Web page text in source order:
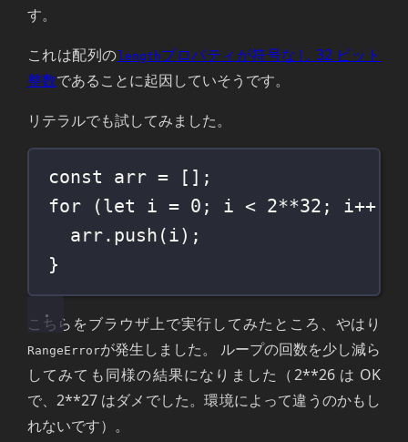
す。
これは配列のlengthプロパティが符号なし 32 ビット
整数であることに起因していそうです。
リテラルでも試してみました。
const arr = [];
for (let i = 0 ; i < 2**32 ; i++) {
arr. push (i);
}
こちらをブラウザ上で実行してみたところ、やはり
RangeErrorが発生しました。 ループの回数を少し減ら
してみても同様の結果になりました（2**26 は OK
で、2**27 はダメでした。環境によって違うのかもし
れないです）。